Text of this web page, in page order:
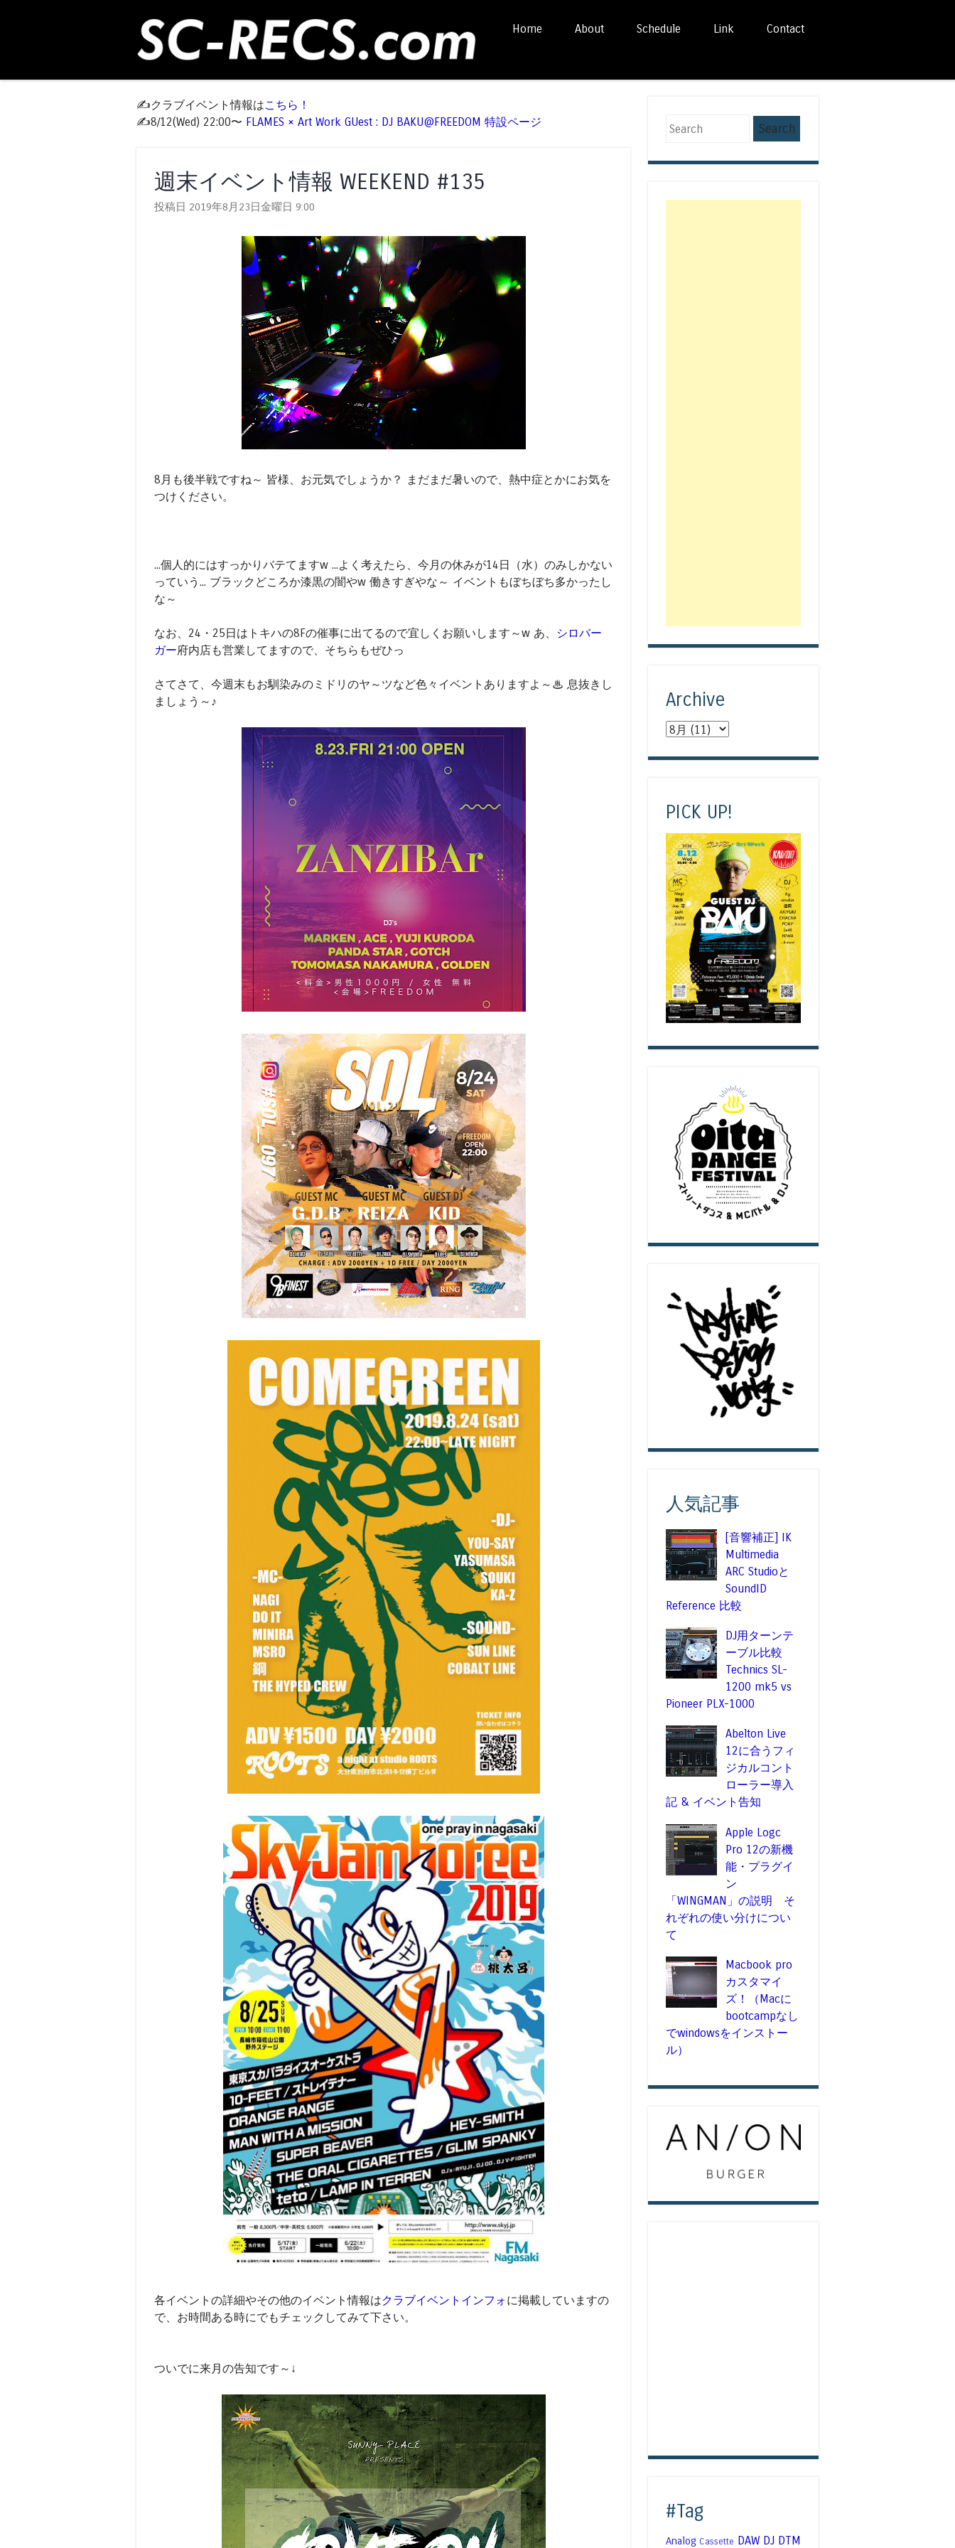
Skip to content
Home About Schedule Link Contact
✍️クラブイベント情報はこちら！
✍️8/12(Wed) 22:00〜 FLAMES × Art Work GUest : DJ BAKU@FREEDOM 特設ページ
週末イベント情報 WEEKEND #135
投稿日 2019年8月23日金曜日 9:00
8月も後半戦ですね～ 皆様、お元気でしょうか？ まだまだ暑いので、熱中症とかにお気を
つけください。
...個人的にはすっかりバテてますw ...よく考えたら、今月の休みが14日（水）のみしかない
っていう... ブラックどころか漆黒の闇やw 働きすぎやな～ イベントもぼちぼち多かったし
な～
なお、24・25日はトキハの8Fの催事に出てるので宜しくお願いします～w あ、
シロバー
ガー府内店も営業してますので、そちらもぜひっ
さてさて、今週末もお馴染みのミドリのヤ～ツなど色々イベントありますよ～♨ 息抜きし
ましょう～♪
各イベントの詳細やその他のイベント情報はクラブイベントインフォに掲載していますの
で、お時間ある時にでもチェックしてみて下さい。
ついでに来月の告知です～↓
Search
Archive
PICK UP!
人気記事
[音響補正] IK
Multimedia
ARC Studioと
SoundID
Reference 比較
DJ用ターンテ
ーブル比較
Technics SL-
1200 mk5 vs
Pioneer PLX-1000
Abelton Live
12に合うフィ
ジカルコント
ローラー導入
記 & イベント告知
Apple Logc
Pro 12の新機
能・プラグイ
ン
「WINGMAN」の説明 そ
れぞれの使い分けについ
て
Macbook pro
カスタマイ
ズ！（Macに
bootcampなし
でwindowsをインストー
ル）
#Tag
Analog Cassette DAW DJ DTM